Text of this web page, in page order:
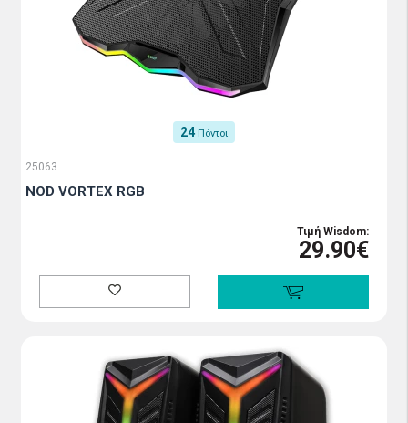
24 Πόντοι
25063
NOD VORTEX RGB
Τιμή Wisdom:
29.90€